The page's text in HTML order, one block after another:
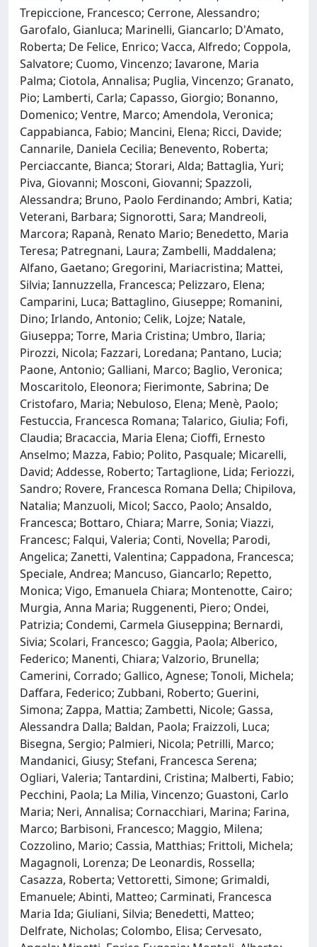
Trepiccione, Francesco; Cerrone, Alessandro;
Garofalo, Gianluca; Marinelli, Giancarlo; D'Amato,
Roberta; De Felice, Enrico; Vacca, Alfredo; Coppola,
Salvatore; Cuomo, Vincenzo; Iavarone, Maria
Palma; Ciotola, Annalisa; Puglia, Vincenzo; Granato,
Pio; Lamberti, Carla; Capasso, Giorgio; Bonanno,
Domenico; Ventre, Marco; Amendola, Veronica;
Cappabianca, Fabio; Mancini, Elena; Ricci, Davide;
Cannarile, Daniela Cecilia; Benevento, Roberta;
Perciaccante, Bianca; Storari, Alda; Battaglia, Yuri;
Piva, Giovanni; Mosconi, Giovanni; Spazzoli,
Alessandra; Bruno, Paolo Ferdinando; Ambri, Katia;
Veterani, Barbara; Signorotti, Sara; Mandreoli,
Marcora; Rapanà, Renato Mario; Benedetto, Maria
Teresa; Patregnani, Laura; Zambelli, Maddalena;
Alfano, Gaetano; Gregorini, Mariacristina; Mattei,
Silvia; Iannuzzella, Francesca; Pelizzaro, Elena;
Camparini, Luca; Battaglino, Giuseppe; Romanini,
Dino; Irlando, Antonio; Celik, Lojze; Natale,
Giuseppa; Torre, Maria Cristina; Umbro, Ilaria;
Pirozzi, Nicola; Fazzari, Loredana; Pantano, Lucia;
Paone, Antonio; Galliani, Marco; Baglio, Veronica;
Moscaritolo, Eleonora; Fierimonte, Sabrina; De
Cristofaro, Maria; Nebuloso, Elena; Menè, Paolo;
Festuccia, Francesca Romana; Talarico, Giulia; Fofi,
Claudia; Bracaccia, Maria Elena; Cioffi, Ernesto
Anselmo; Mazza, Fabio; Polito, Pasquale; Micarelli,
David; Addesse, Roberto; Tartaglione, Lida; Feriozzi,
Sandro; Rovere, Francesca Romana Della; Chipilova,
Natalia; Manzuoli, Micol; Sacco, Paolo; Ansaldo,
Francesca; Bottaro, Chiara; Marre, Sonia; Viazzi,
Francesc; Falqui, Valeria; Conti, Novella; Parodi,
Angelica; Zanetti, Valentina; Cappadona, Francesca;
Speciale, Andrea; Mancuso, Giancarlo; Repetto,
Monica; Vigo, Emanuela Chiara; Montenotte, Cairo;
Murgia, Anna Maria; Ruggenenti, Piero; Ondei,
Patrizia; Condemi, Carmela Giuseppina; Bernardi,
Sivia; Scolari, Francesco; Gaggia, Paola; Alberico,
Federico; Manenti, Chiara; Valzorio, Brunella;
Camerini, Corrado; Gallico, Agnese; Tonoli, Michela;
Daffara, Federico; Zubbani, Roberto; Guerini,
Simona; Zappa, Mattia; Zambetti, Nicole; Gassa,
Alessandra Dalla; Baldan, Paola; Fraizzoli, Luca;
Bisegna, Sergio; Palmieri, Nicola; Petrilli, Marco;
Mandanici, Giusy; Stefani, Francesca Serena;
Ogliari, Valeria; Tantardini, Cristina; Malberti, Fabio;
Pecchini, Paola; La Milia, Vincenzo; Guastoni, Carlo
Maria; Neri, Annalisa; Cornacchiari, Marina; Farina,
Marco; Barbisoni, Francesco; Maggio, Milena;
Cozzolino, Mario; Cassia, Matthias; Frittoli, Michela;
Magagnoli, Lorenza; De Leonardis, Rossella;
Casazza, Roberta; Vettoretti, Simone; Grimaldi,
Emanuele; Abinti, Matteo; Carminati, Francesca
Maria Ida; Giuliani, Silvia; Benedetti, Matteo;
Delfrate, Nicholas; Colombo, Elisa; Cervesato,